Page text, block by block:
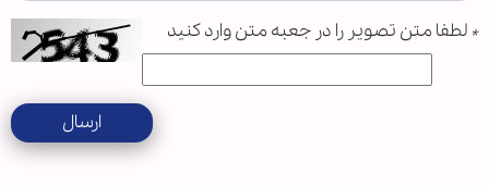
* لطفا متن تصویر را در جعبه متن وارد کنید
ارسال